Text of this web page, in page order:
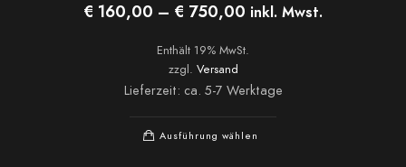
€ 160,00 – € 750,00 Preisspanne:
bis
inkl. Mwst.
Enthält 19% MwSt.
zzgl. Versand
Lieferzeit: ca. 5-7 Werktage
Ausführung wählen